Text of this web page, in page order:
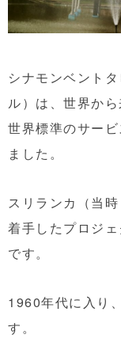
シナモンベント
ル）は、世界か
世界標準のサー
ました。
スリランカ（当
着手したプロジ
です。
1960年代に入り
す。